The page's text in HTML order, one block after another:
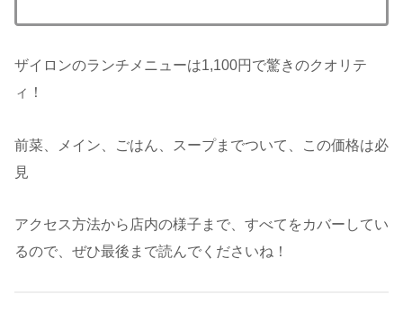
ザイロンのランチメニューは1,100円で驚きのクオリテ
ィ！
前菜、メイン、ごはん、スープまでついて、この価格は必
見
アクセス方法から店内の様子まで、すべてをカバーしてい
るので、ぜひ最後まで読んでくださいね！